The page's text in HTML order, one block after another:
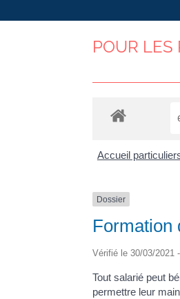
POUR LES
Accueil
Dossier
Formation
Vérifié le 30/03/2021
Tout salarié peut
permettre leur